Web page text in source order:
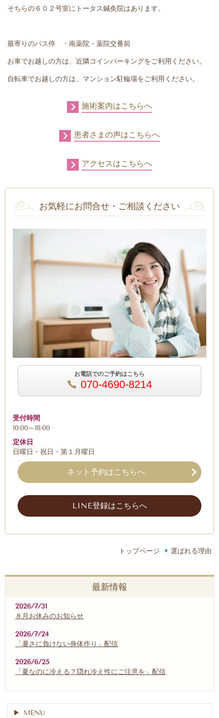
そちらの６０２号室にトータス鍼灸院はあります。
最寄りのバス停 ・南薬院・薬院交番前
お車でお越しの方は、近隣コインパーキングをご利用ください。
自転車でお越しの方は、マンション駐輪場をご利用ください。
施術案内はこちらへ
患者さまの声はこちらへ
アクセスはこちらへ
お気軽にお問合せ・ご相談ください
お電話でのご予約はこちら
070-4690-8214
受付時間
10:00～18:00
定休日
日曜日・祝日・第１月曜日
ネット予約はこちらへ
LINE登録はこちらへ
トップページ 選ばれる理由
最新情報
2026/7/31
８月お休みのお知らせ
2026/7/24
「暑さに負けない身体作り」配信
2026/6/25
「夏なのに冷える？隠れ冷え性にご注意を」配信
MENU